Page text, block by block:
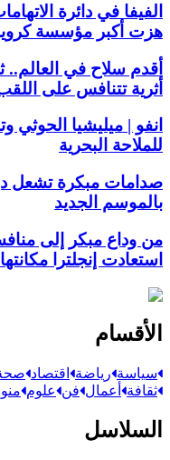
الفيفا في دائرة
هزت أكبر مؤسسة
أقدم سلاح في العالم..
أثرية تتنافس على
انفو | ميليشيا الحوثي
للملاحة البحرية
صدامات مبكرة تشعل
بالموسم الجديد
من وداع مبكر إلى
استعادت إنجلترا
الأقسام
سياسة رياضة اقتصاد
ثقافة أعمال فن علوم
السلاسل